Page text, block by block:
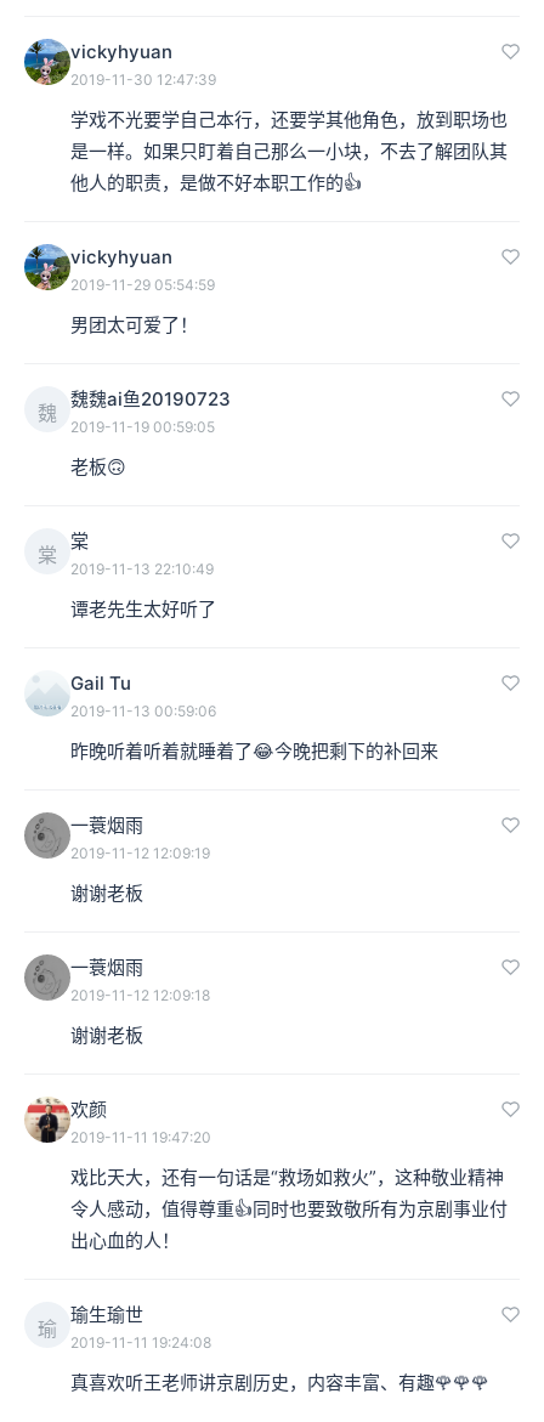
vickyhyuan
2019-11-30 12:47:39
学戏不光要学自己本行，还要学其他角色，放到职场也
是一样。如果只盯着自己那么一小块，不去了解团队其
他人的职责，是做不好本职工作的👍
vickyhyuan
2019-11-29 05:54:59
男团太可爱了！
魏
魏魏ai鱼20190723
2019-11-19 00:59:05
老板🙃
棠
棠
2019-11-13 22:10:49
谭老先生太好听了
Gail Tu
2019-11-13 00:59:06
昨晚听着听着就睡着了😂今晚把剩下的补回来
一蓑烟雨
2019-11-12 12:09:19
谢谢老板
一蓑烟雨
2019-11-12 12:09:18
谢谢老板
欢颜
2019-11-11 19:47:20
戏比天大，还有一句话是“救场如救火”，这种敬业精神
令人感动，值得尊重👍同时也要致敬所有为京剧事业付
出心血的人！
瑜
瑜生瑜世
2019-11-11 19:24:08
真喜欢听王老师讲京剧历史，内容丰富、有趣🌹🌹🌹